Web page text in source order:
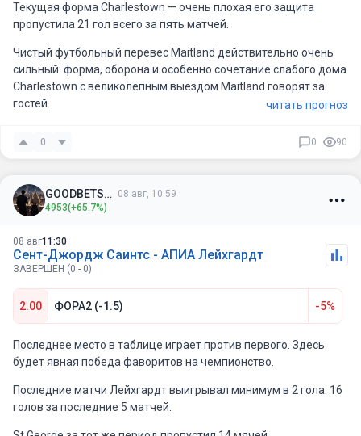
Текущая форма Charlestown — очень плохая его защита
пропустила 21 гол всего за пять матчей.
Чистый футбольный перевес Maitland действительно очень
сильный: форма, оборона и особенно сочетание слабого дома
Charlestown с великолепным выездом Maitland говорят за
гостей.
читать прогноз
0 0 90
GOODBETSSS
08 авг, 10:59
4953(+65.7%)
08 авг11:30
Сент-Джордж Саинтс - АПИА Лейхгардт
ЗАВЕРШЕН (0 - 0)
2.00 ФОРА2 (-1.5) -5%
Последнее место в таблице играет против первого. Здесь
будет явная победа фаворитов на чемпионство.
Последние матчи Лейхгардт выигрывал минимум в 2 гола. 16
голов за последние 5 матчей.